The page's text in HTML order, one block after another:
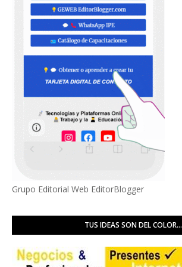
Grupo Editorial Web EditorBlogger
TUS IDEAS SON DEL COLOR...